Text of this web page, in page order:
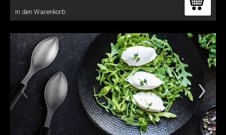
In den Warenkorb: